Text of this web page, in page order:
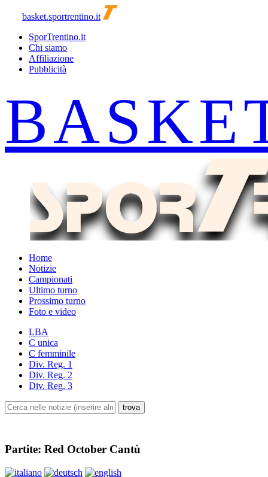
basket.sportrentino.it
SporTrentino.it
Chi siamo
Affiliazione
Pubblicità
Home
Notizie
Campionati
Ultimo turno
Prossimo turno
Foto e video
LBA
C unica
C femminile
Div. Reg. 1
Div. Reg. 2
Div. Reg. 3
Partite: Red October Cantù